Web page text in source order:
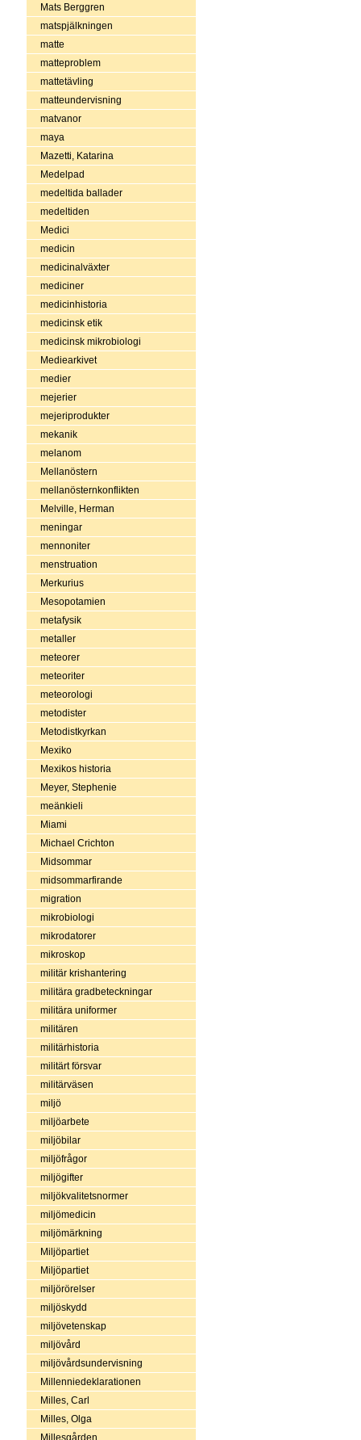
Mats Berggren
matspjälkningen
matte
matteproblem
mattetävling
matteundervisning
matvanor
maya
Mazetti, Katarina
Medelpad
medeltida ballader
medeltiden
Medici
medicin
medicinalväxter
mediciner
medicinhistoria
medicinsk etik
medicinsk mikrobiologi
Mediearkivet
medier
mejerier
mejeriprodukter
mekanik
melanom
Mellanöstern
mellanösternkonflikten
Melville, Herman
meningar
mennoniter
menstruation
Merkurius
Mesopotamien
metafysik
metaller
meteorer
meteoriter
meteorologi
metodister
Metodistkyrkan
Mexiko
Mexikos historia
Meyer, Stephenie
meänkieli
Miami
Michael Crichton
Midsommar
midsommarfirande
migration
mikrobiologi
mikrodatorer
mikroskop
militär krishantering
militära gradbeteckningar
militära uniformer
militären
militärhistoria
militärt försvar
militärväsen
miljö
miljöarbete
miljöbilar
miljöfrågor
miljögifter
miljökvalitetsnormer
miljömedicin
miljömärkning
Miljöpartiet
Miljöpartiet
miljörörelser
miljöskydd
miljövetenskap
miljövård
miljövårdsundervisning
Millenniedeklarationen
Milles, Carl
Milles, Olga
Millesgården